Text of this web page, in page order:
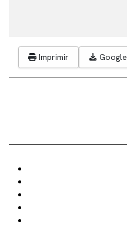
Imprimir Google